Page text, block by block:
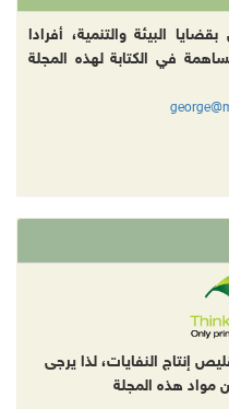
البيئة والتنمية، أفرادا
في الكتابة لهذه المجلة
إنتاج النفايات، لذا يرجى
مواد هذه المجلة